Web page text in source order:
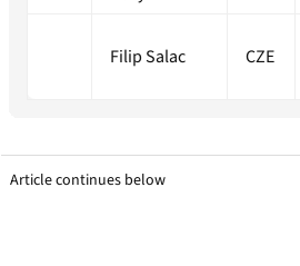
Filip Salac CZE
Article continues below